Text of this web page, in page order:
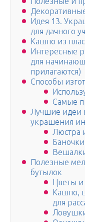
Идея 13.
для дачного
Кашпо из
Интересные
для
прилагаются)
Способы
Самые
Лучшие идеи
украшения
Люстра
Полезные
бутылок
Цветы и
Кашпо,
для